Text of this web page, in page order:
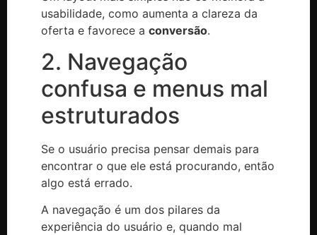
usabilidade, como aumenta a clareza da
oferta e favorece a conversão.
2. Navegação
confusa e menus mal
estruturados
Se o usuário precisa pensar demais para
encontrar o que ele está procurando, então
algo está errado.
A navegação é um dos pilares da
experiência do usuário e, quando mal